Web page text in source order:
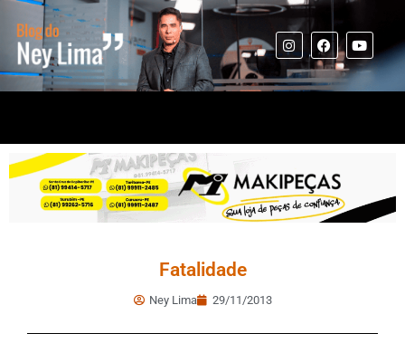
Fatalidade
Ney Lima 29/11/2013